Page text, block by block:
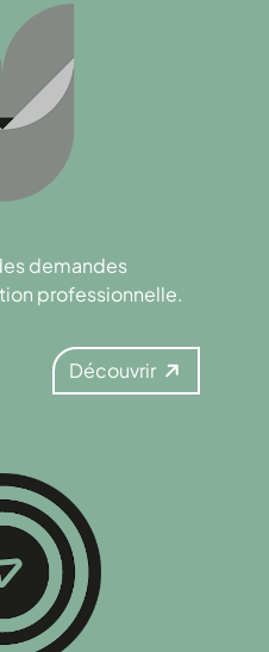
demandes
professionnelle.
Découvrir